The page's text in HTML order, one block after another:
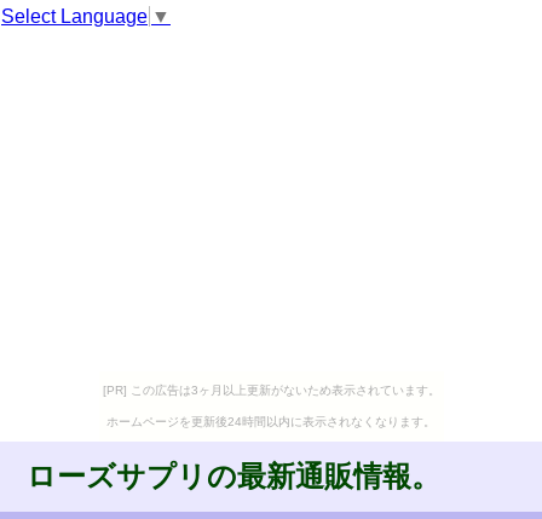
Select Language ▼
[PR] この広告は3ヶ月以上更新がないため表示されています。
ホームページを更新後24時間以内に表示されなくなります。
ローズサプリの最新通販情報。